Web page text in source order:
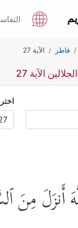
فاطر الآية 27
الآية 27
أَنزَلَ